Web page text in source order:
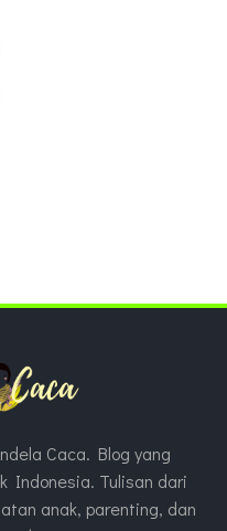
Caca. Blog yang
Indonesia. Tulisan dari
anak, parenting, dan